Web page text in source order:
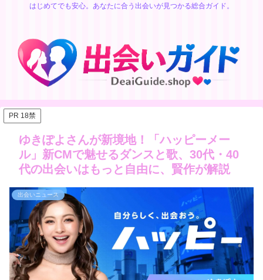
はじめてでも安心。あなたに合う出会いが見つかる総合ガイド。
PR 18禁
ゆきぽよさんが新境地！「ハッピーメー
ル」新CMで魅せるダンスと歌、30代・40
代の出会いはもっと自由に、賢作が解説
出会いニュース